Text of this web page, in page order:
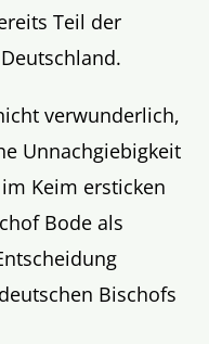
Teil der
verwunderlich,
Unnachgiebigkeit
Keim ersticken
Bode als
Bischofs